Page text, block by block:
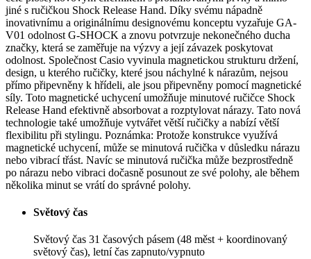
jiné s ručičkou Shock Release Hand. Díky svému nápadně
inovativnímu a originálnímu designovému konceptu vyzařuje GA-
V01 odolnost G-SHOCK a znovu potvrzuje nekonečného ducha
značky, která se zaměřuje na výzvy a její závazek poskytovat
odolnost. Společnost Casio vyvinula magnetickou strukturu držení,
design, u kterého ručičky, které jsou náchylné k nárazům, nejsou
přímo připevněny k hřídeli, ale jsou připevněny pomocí magnetické
síly. Toto magnetické uchycení umožňuje minutové ručičce Shock
Release Hand efektivně absorbovat a rozptylovat nárazy. Tato nová
technologie také umožňuje vytvářet větší ručičky a nabízí větší
flexibilitu při stylingu. Poznámka: Protože konstrukce využívá
magnetické uchycení, může se minutová ručička v důsledku nárazu
nebo vibrací třást. Navíc se minutová ručička může bezprostředně
po nárazu nebo vibraci dočasně posunout ze své polohy, ale během
několika minut se vrátí do správné polohy.
Světový čas
Světový čas 31 časových pásem (48 měst + koordinovaný
světový čas), letní čas zapnuto/vypnuto